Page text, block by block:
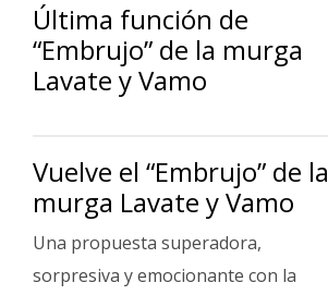
Última función de
“Embrujo” de la murga
Lavate y Vamo
Vuelve el “Embrujo” de la
murga Lavate y Vamo
Una propuesta superadora,
sorpresiva y emocionante con la